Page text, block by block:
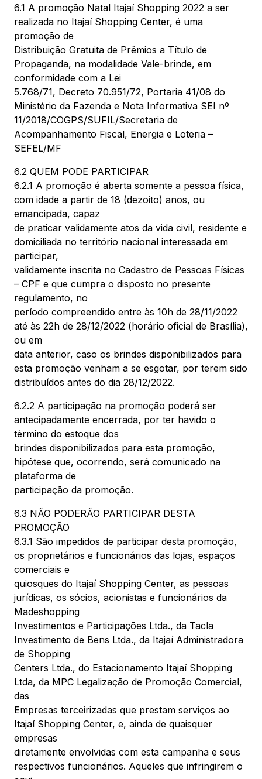
6.1 A promoção Natal Itajaí Shopping 2022 a ser
realizada no Itajaí Shopping Center, é uma
promoção de
Distribuição Gratuita de Prêmios a Título de
Propaganda, na modalidade Vale-brinde, em
conformidade com a Lei
5.768/71, Decreto 70.951/72, Portaria 41/08 do
Ministério da Fazenda e Nota Informativa SEI nº
11/2018/COGPS/SUFIL/Secretaria de
Acompanhamento Fiscal, Energia e Loteria –
SEFEL/MF
6.2 QUEM PODE PARTICIPAR
6.2.1 A promoção é aberta somente a pessoa física,
com idade a partir de 18 (dezoito) anos, ou
emancipada, capaz
de praticar validamente atos da vida civil, residente e
domiciliada no território nacional interessada em
participar,
validamente inscrita no Cadastro de Pessoas Físicas
– CPF e que cumpra o disposto no presente
regulamento, no
período compreendido entre às 10h de 28/11/2022
até às 22h de 28/12/2022 (horário oficial de Brasília),
ou em
data anterior, caso os brindes disponibilizados para
esta promoção venham a se esgotar, por terem sido
distribuídos antes do dia 28/12/2022.
6.2.2 A participação na promoção poderá ser
antecipadamente encerrada, por ter havido o
término do estoque dos
brindes disponibilizados para esta promoção,
hipótese que, ocorrendo, será comunicado na
plataforma de
participação da promoção.
6.3 NÃO PODERÃO PARTICIPAR DESTA
PROMOÇÃO
6.3.1 São impedidos de participar desta promoção,
os proprietários e funcionários das lojas, espaços
comerciais e
quiosques do Itajaí Shopping Center, as pessoas
jurídicas, os sócios, acionistas e funcionários da
Madeshopping
Investimentos e Participações Ltda., da Tacla
Investimento de Bens Ltda., da Itajaí Administradora
de Shopping
Centers Ltda., do Estacionamento Itajaí Shopping
Ltda, da MPC Legalização de Promoção Comercial,
das
Empresas terceirizadas que prestam serviços ao
Itajaí Shopping Center, e, ainda de quaisquer
empresas
diretamente envolvidas com esta campanha e seus
respectivos funcionários. Aqueles que infringirem o